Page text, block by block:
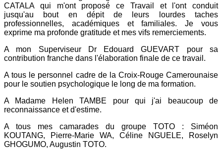
CATALA qui m'ont proposé ce Travail et l'ont conduit
jusqu'au bout en dépit de leurs lourdes taches
professionnelles, académiques et familiales. Je vous
exprime ma profonde gratitude et mes vifs remerciements.
A mon Superviseur Dr Edouard GUEVART pour sa
contribution franche dans l'élaboration finale de ce travail.
A tous le personnel cadre de la Croix-Rouge Camerounaise
pour le soutien psychologique le long de ma formation.
A Madame Helen TAMBE pour qui j'ai beaucoup de
reconnaissance et d'estime.
A tous mes camarades du groupe TOTO : Siméon
KOUTANG, Pierre-Marie WA, Céline NGUELE, Roselyn
GHOGUMO, Augustin TOTO.